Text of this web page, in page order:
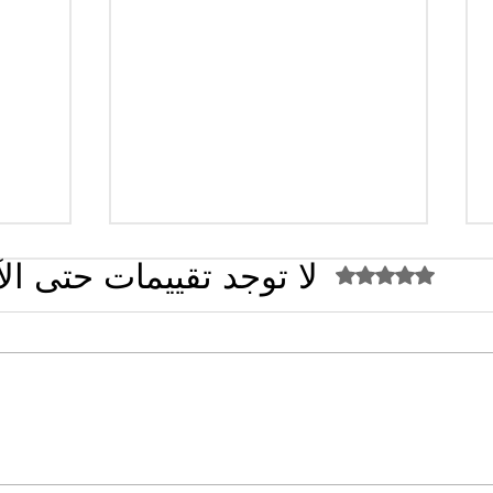
سؤال
تم التقييم بـ 0 من أصل 5 نجوم. لا توجد تقييمات حتى